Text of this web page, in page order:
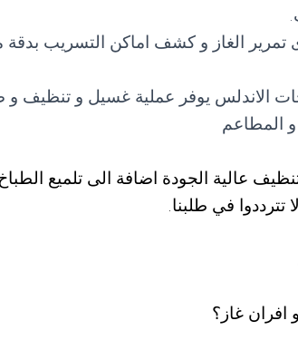
الغاز و كشف اماكن التسريب بدقة
الاندلس يوفر عملية غسيل و تنظيف و
المطاعم
عالية الجودة اضافة الى تلميع
في طلبنا.
افران غاز؟